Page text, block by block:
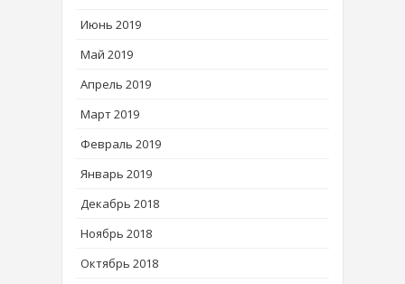
Июнь 2019
Май 2019
Апрель 2019
Март 2019
Февраль 2019
Январь 2019
Декабрь 2018
Ноябрь 2018
Октябрь 2018